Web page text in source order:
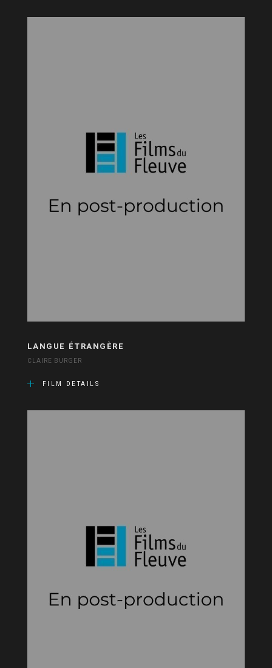
LANGUE ÉTRANGÈRE
CLAIRE BURGER
FILM DETAILS